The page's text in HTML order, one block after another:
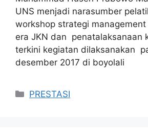
UNS menjadi narasumber
workshop strategi
era JKN dan penatalaksanaan
terkini kegiatan dilaksanakan
desember 2017 di boyolali
Categories
PRESTASI